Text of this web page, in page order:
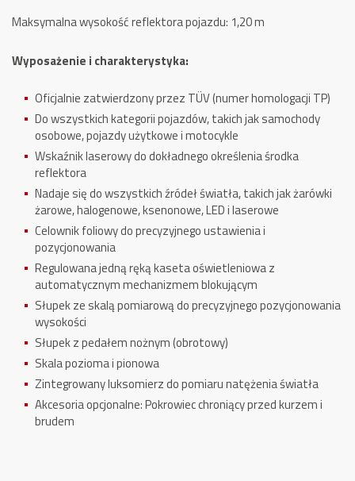
Maksymalna wysokość reflektora pojazdu: 1,20 m
Wyposażenie i charakterystyka:
Oficjalnie zatwierdzony przez TÜV (numer homologacji TP)
Do wszystkich kategorii pojazdów, takich jak samochody
osobowe, pojazdy użytkowe i motocykle
Wskaźnik laserowy do dokładnego określenia środka
reflektora
Nadaje się do wszystkich źródeł światła, takich jak żarówki
żarowe, halogenowe, ksenonowe, LED i laserowe
Celownik foliowy do precyzyjnego ustawienia i
pozycjonowania
Regulowana jedną ręką kaseta oświetleniowa z
automatycznym mechanizmem blokującym
Słupek ze skalą pomiarową do precyzyjnego pozycjonowania
wysokości
Słupek z pedałem nożnym (obrotowy)
Skala pozioma i pionowa
Zintegrowany luksomierz do pomiaru natężenia światła
Akcesoria opcjonalne: Pokrowiec chroniący przed kurzem i
brudem